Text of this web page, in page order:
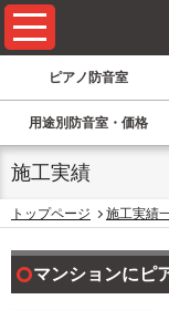
ピアノ防音室
用途別防音室・価格
施工実績
トップページ 施工実績
マンションにピ